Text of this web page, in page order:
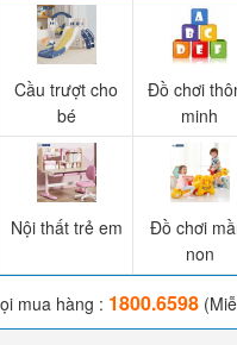
Cầu trượt cho
bé
Đồ chơi
minh
Nội thất trẻ em
Đồ chơi
non
mua hàng : 1800.6598